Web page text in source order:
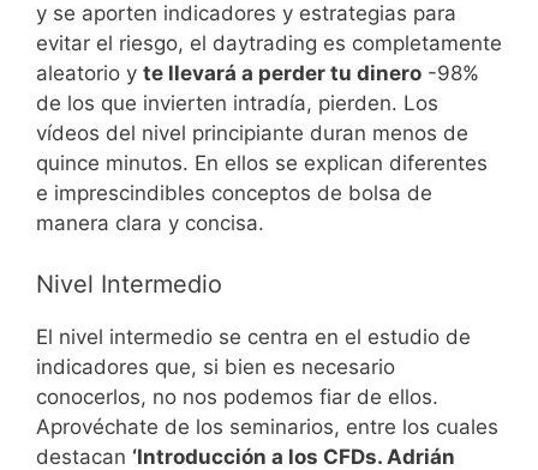
y se aporten indicadores y estrategias para
evitar el riesgo, el daytrading es completamente
aleatorio y te llevará a perder tu dinero -98%
de los que invierten intradía, pierden. Los
vídeos del nivel principiante duran menos de
quince minutos. En ellos se explican diferentes
e imprescindibles conceptos de bolsa de
manera clara y concisa.
Nivel Intermedio
El nivel intermedio se centra en el estudio de
indicadores que, si bien es necesario
conocerlos, no nos podemos fiar de ellos.
Aprovéchate de los seminarios, entre los cuales
destacan ‘Introducción a los CFDs. Adrián